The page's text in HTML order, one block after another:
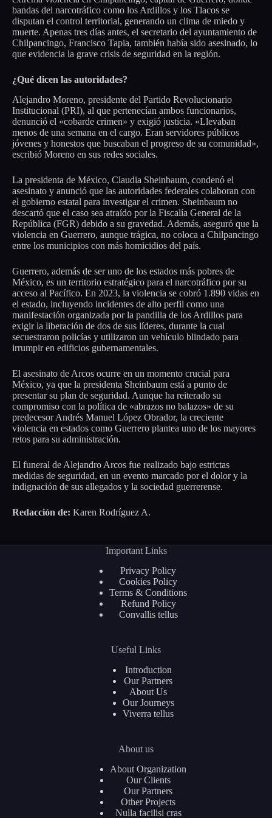
bandas del narcotráfico como los Ardillos y los Tlacos se
disputan el control territorial, generando un clima de miedo y
muerte. Apenas tres días antes, el secretario del ayuntamiento de
Chilpancingo, Francisco Tapia, también había sido asesinado, lo
que evidencia la grave crisis de seguridad en la región.
¿Qué dicen las autoridades?
Alejandro Moreno, presidente del Partido Revolucionario
Institucional (PRI), al que pertenecían ambos funcionarios,
denunció el «cobarde crimen» y exigió justicia. «Llevaban
menos de una semana en el cargo. Eran servidores públicos
jóvenes y honestos que buscaban el progreso de su comunidad»,
escribió Moreno en sus redes sociales.
La presidenta de México, Claudia Sheinbaum, condenó el
asesinato y anunció que las autoridades federales colaboran con
el gobierno estatal para investigar el crimen. Sheinbaum no
descartó que el caso sea atraído por la Fiscalía General de la
República (FGR) debido a su gravedad. Además, aseguró que la
violencia en Guerrero, aunque trágica, no coloca a Chilpancingo
entre los municipios con más homicidios del país.
Guerrero, además de ser uno de los estados más pobres de
México, es un territorio estratégico para el narcotráfico por su
acceso al Pacífico. En 2023, la violencia se cobró 1.890 vidas en
el estado, incluyendo incidentes de alto perfil como una
manifestación organizada por la pandilla de los Ardillos para
exigir la liberación de dos de sus líderes, durante la cual
secuestraron policías y utilizaron un vehículo blindado para
irrumpir en edificios gubernamentales.
El asesinato de Arcos ocurre en un momento crucial para
México, ya que la presidenta Sheinbaum está a punto de
presentar su plan de seguridad. Aunque ha reiterado su
compromiso con la política de «abrazos no balazos» de su
predecesor Andrés Manuel López Obrador, la creciente
violencia en estados como Guerrero plantea uno de los mayores
retos para su administración.
El funeral de Alejandro Arcos fue realizado bajo estrictas
medidas de seguridad, en un evento marcado por el dolor y la
indignación de sus allegados y la sociedad guerrerense.
Redacción de: Karen Rodríguez A.
Important Links
Privacy Policy
Cookies Policy
Terms & Conditions
Refund Policy
Convallis tellus
Useful Links
Introduction
Our Partners
About Us
Our Journeys
Viverra tellus
About us
About Organization
Our Clients
Our Partners
Other Projects
Nulla facilisi cras